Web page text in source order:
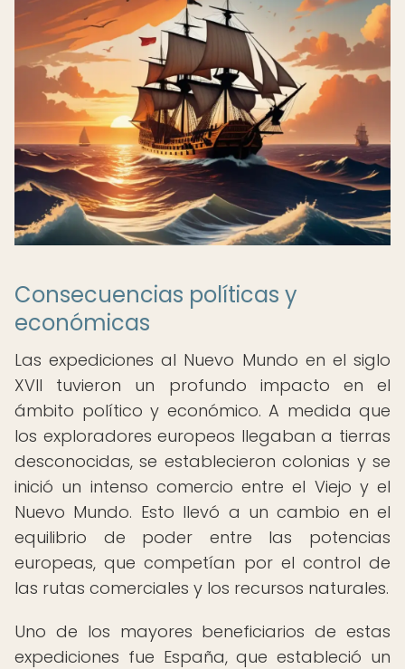
Consecuencias políticas y
económicas
Las expediciones al Nuevo Mundo en el siglo
XVII tuvieron un profundo impacto en el
ámbito político y económico. A medida que
los exploradores europeos llegaban a tierras
desconocidas, se establecieron colonias y se
inició un intenso comercio entre el Viejo y el
Nuevo Mundo. Esto llevó a un cambio en el
equilibrio de poder entre las potencias
europeas, que competían por el control de
las rutas comerciales y los recursos naturales.
Uno de los mayores beneficiarios de estas
expediciones fue España, que estableció un